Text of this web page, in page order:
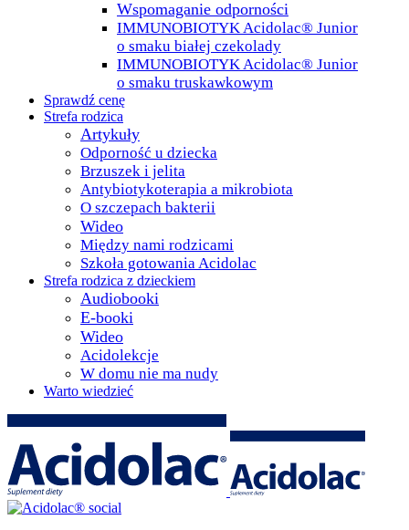
Wspomaganie odporności
IMMUNOBIOTYK Acidolac® Junior
o smaku białej czekolady
IMMUNOBIOTYK Acidolac® Junior
o smaku truskawkowym
Sprawdź cenę
Strefa rodzica
Artykuły
Odporność u dziecka
Brzuszek i jelita
Antybiotykoterapia a mikrobiota
O szczepach bakterii
Wideo
Między nami rodzicami
Szkoła gotowania Acidolac
Strefa rodzica z dzieckiem
Audiobooki
E-booki
Wideo
Acidolekcje
W domu nie ma nudy
Warto wiedzieć